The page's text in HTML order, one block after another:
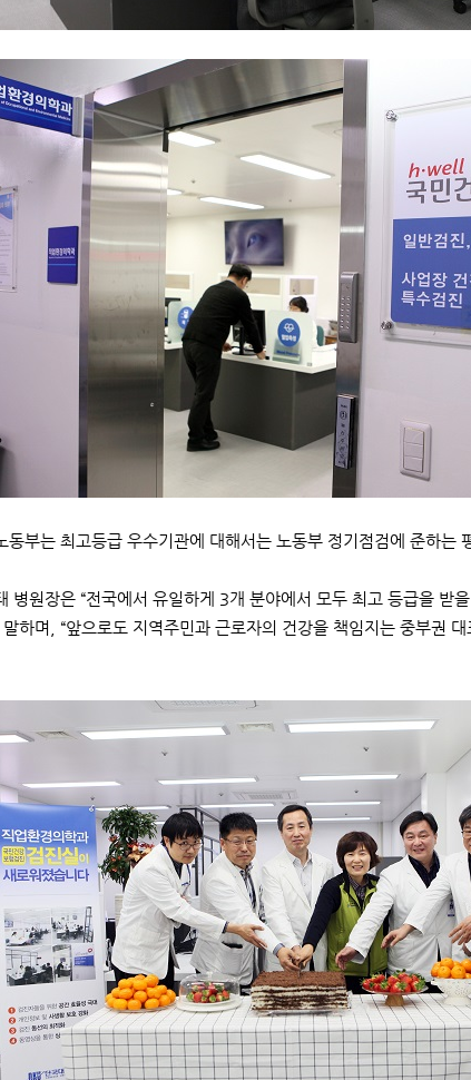
동부는 최고등급 우수기관에 대해서는 노동부 정기점검에 준하는
병원장은 “전국에서 유일하게 3개 분야에서 모두 최고 등급을 받
말하며, “앞으로도 지역주민과 근로자의 건강을 책임지는 중부권